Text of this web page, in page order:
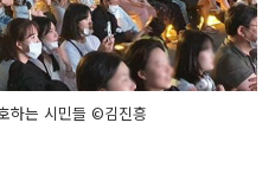
하는 시민들 ©김진흥